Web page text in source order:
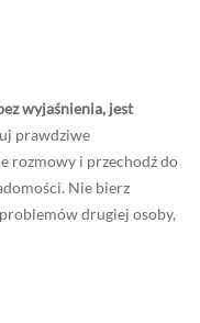
wyjaśnienia, jest
prawdziwe
rozmowy i przechodź do
Nie bierz
drugiej osoby,